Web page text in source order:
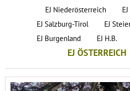
EJ Niederösterreich
EJ Salzburg-Tirol
EJ
EJ Burgenland
EJ H.B.
EJ ÖSTERREICH